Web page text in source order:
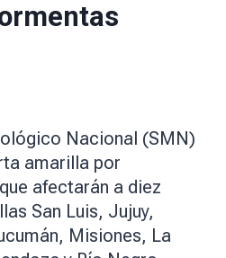
Nacional (SMN)
amarilla por
afectarán a diez
San Luis, Jujuy,
Misiones, La